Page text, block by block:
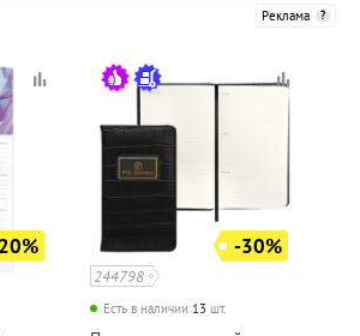
Реклама
-30%
244798
Есть в наличии 13 шт.